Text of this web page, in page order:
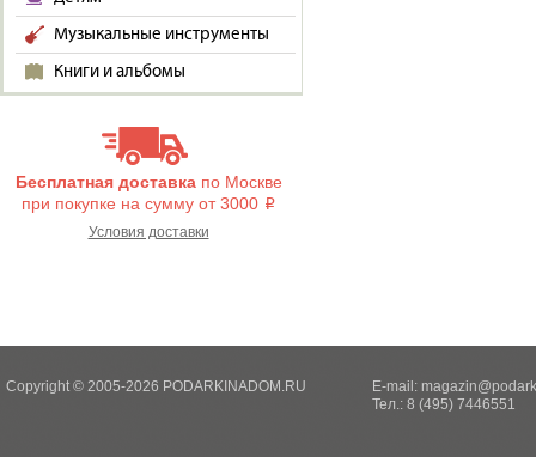
Музыкальные инструменты
Книги и альбомы
Бесплатная доставкапо Москве
при покупке на сумму от 3000 i
Условия доставки
Copyright © 2005-2026 PODARKINADOM.RU E-mail:
Тел.: 8 (495) 7446551